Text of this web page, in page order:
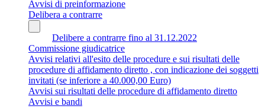
Avvisi di preinformazione
Delibera a contrarre
Delibere a contrarre fino al 31.12.2022
Commissione giudicatrice
Avvisi relativi all'esito delle procedure e sui risultati delle
procedure di affidamento diretto , con indicazione dei soggetti
invitati (se inferiore a 40.000,00 Euro)
Avvisi sui risultati delle procedure di affidamento diretto
Avvisi e bandi